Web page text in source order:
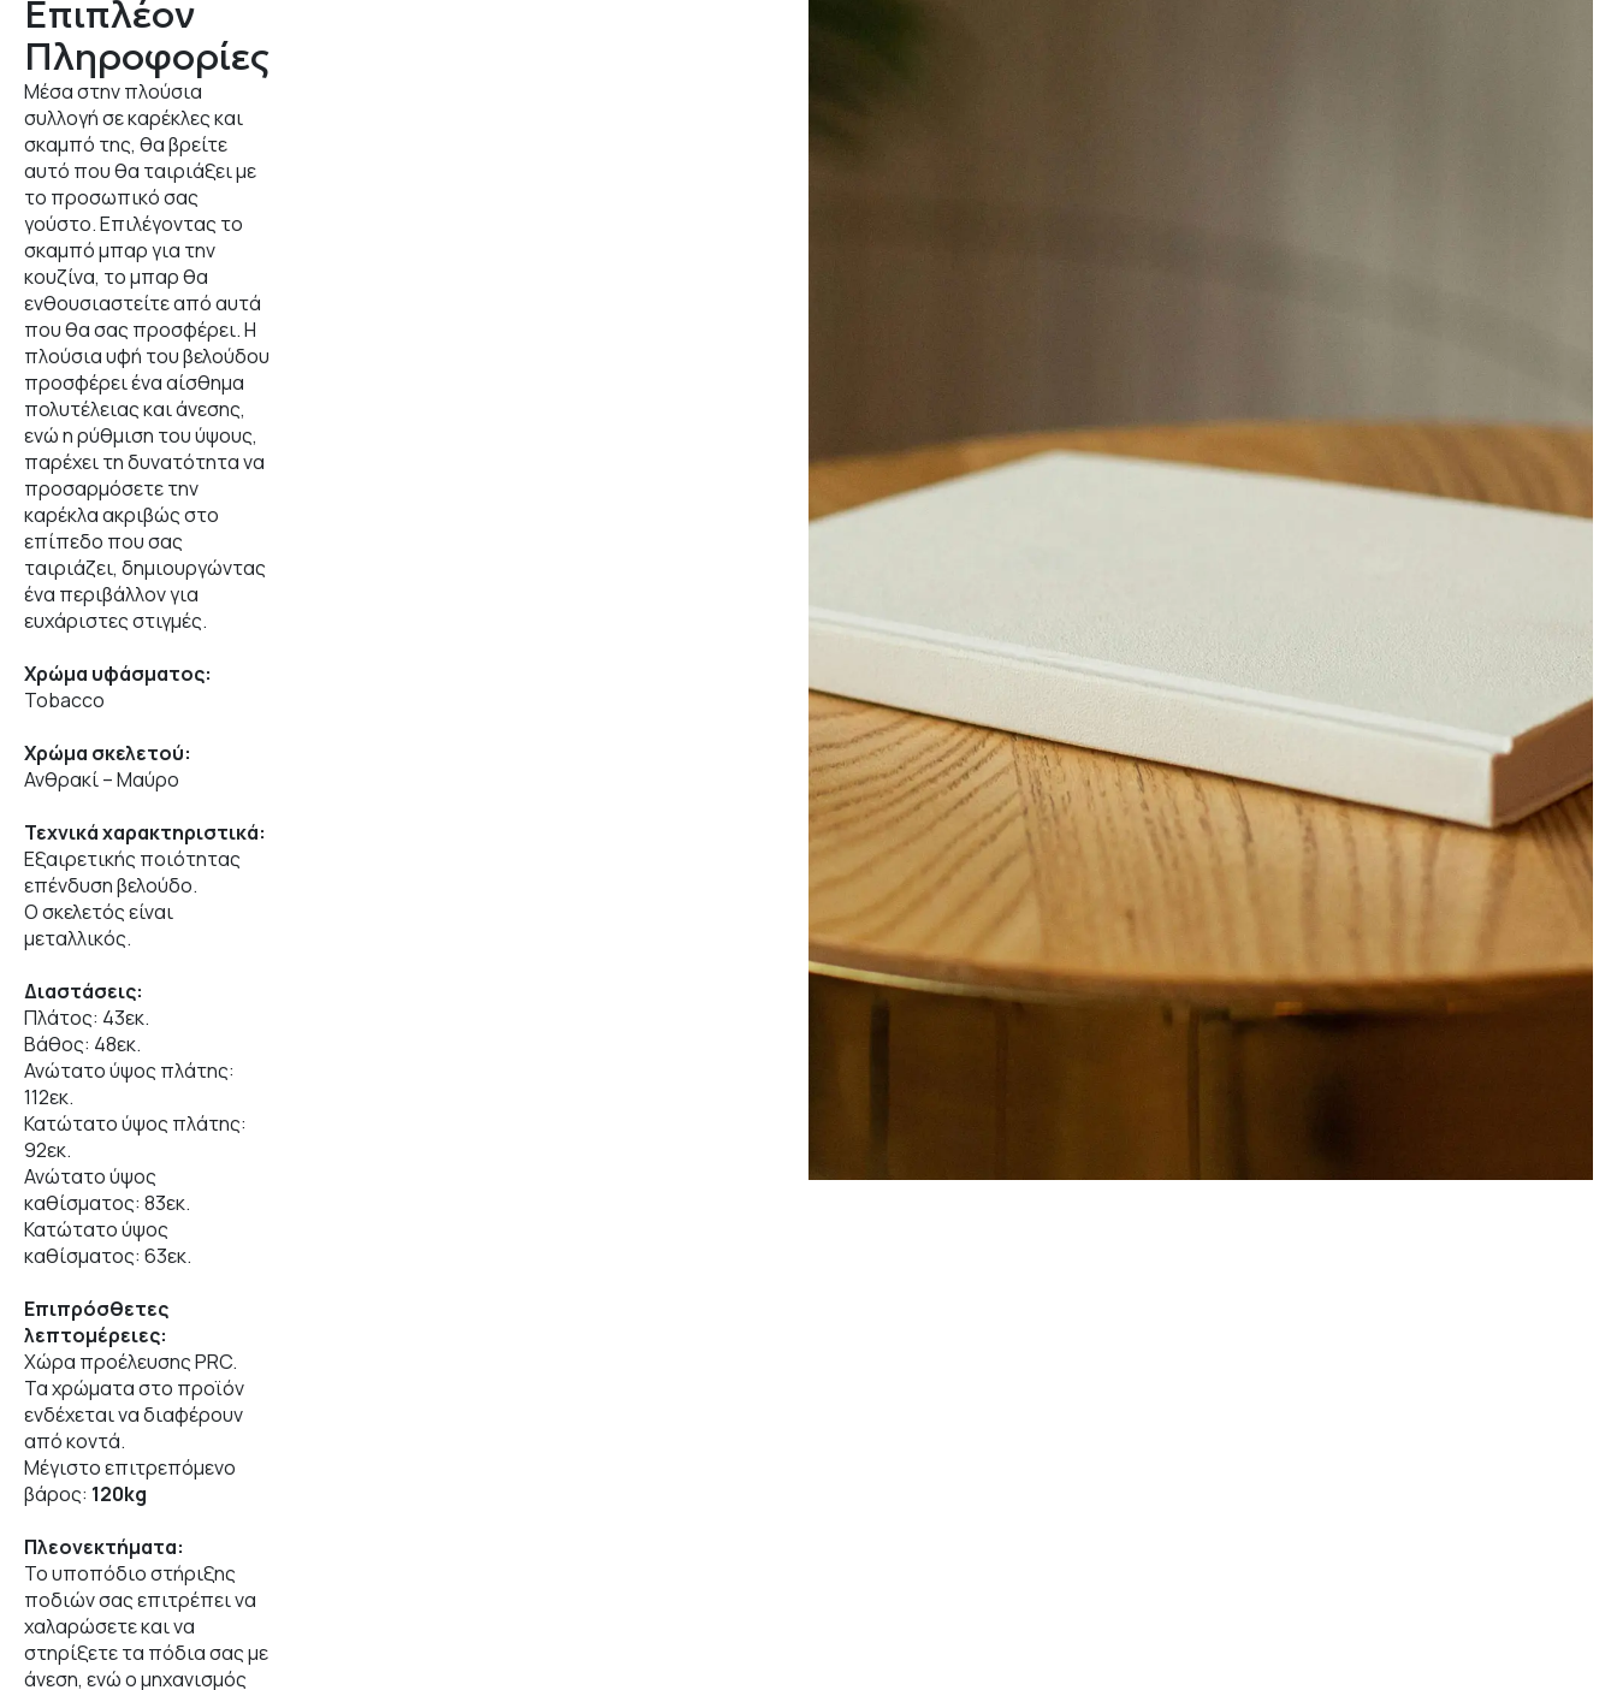
Επιπλέον
Πληροφορίες
Μέσα στην πλούσια
συλλογή σε καρέκλες και
σκαμπό της, θα βρείτε
αυτό που θα ταιριάξει με
το προσωπικό σας
γούστο. Επιλέγοντας το
σκαμπό μπαρ για την
κουζίνα, το μπαρ θα
ενθουσιαστείτε από αυτά
που θα σας προσφέρει. Η
πλούσια υφή του βελούδου
προσφέρει ένα αίσθημα
πολυτέλειας και άνεσης,
ενώ η ρύθμιση του ύψους,
παρέχει τη δυνατότητα να
προσαρμόσετε την
καρέκλα ακριβώς στο
επίπεδο που σας
ταιριάζει, δημιουργώντας
ένα περιβάλλον για
ευχάριστες στιγμές.
Χρώμα υφάσματος:
Tobacco
Χρώμα σκελετού:
Ανθρακί – Μαύρο
Τεχνικά χαρακτηριστικά:
Εξαιρετικής ποιότητας
επένδυση βελούδο.
Ο σκελετός είναι
μεταλλικός.
Διαστάσεις:
Πλάτος: 43εκ.
Βάθος: 48εκ.
Ανώτατο ύψος πλάτης:
112εκ.
Κατώτατο ύψος πλάτης:
92εκ.
Ανώτατο ύψος
καθίσματος: 83εκ.
Κατώτατο ύψος
καθίσματος: 63εκ.
Επιπρόσθετες
λεπτομέρειες:
Χώρα προέλευσης PRC.
Τα χρώματα στο προϊόν
ενδέχεται να διαφέρουν
από κοντά.
Μέγιστο επιτρεπόμενο
βάρος: 120kg
Πλεονεκτήματα:
Το υποπόδιο στήριξης
ποδιών σας επιτρέπει να
χαλαρώσετε και να
στηρίξετε τα πόδια σας με
άνεση, ενώ ο μηχανισμός